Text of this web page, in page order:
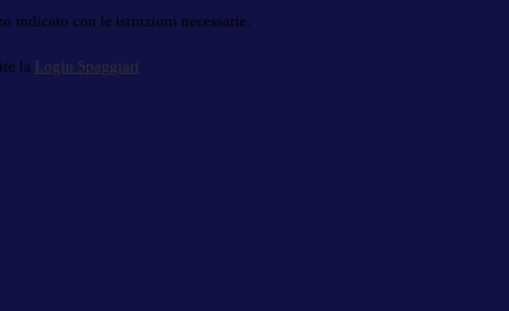
indicato con le istruzioni necessarie.
la Login Spaggiari